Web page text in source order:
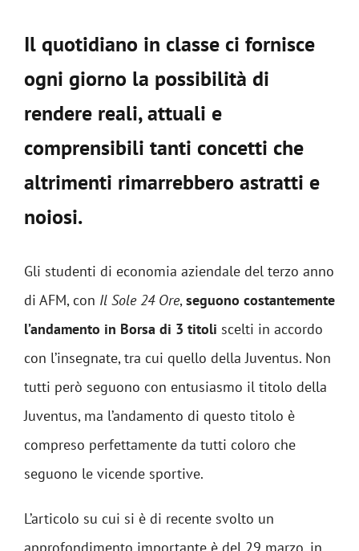
Il quotidiano in classe ci fornisce
ogni giorno la possibilità di
rendere reali, attuali e
comprensibili tanti concetti che
altrimenti rimarrebbero astratti e
noiosi.
Gli studenti di economia aziendale del terzo anno
di AFM, con Il Sole 24 Ore,seguono costantemente
l’andamento in Borsa di 3 titoli scelti in accordo
con l’insegnate, tra cui quello della Juventus. Non
tutti però seguono con entusiasmo il titolo della
Juventus, ma l’andamento di questo titolo è
compreso perfettamente da tutti coloro che
seguono le vicende sportive.
L’articolo su cui si è di recente svolto un
approfondimento importante è del 29 marzo, in